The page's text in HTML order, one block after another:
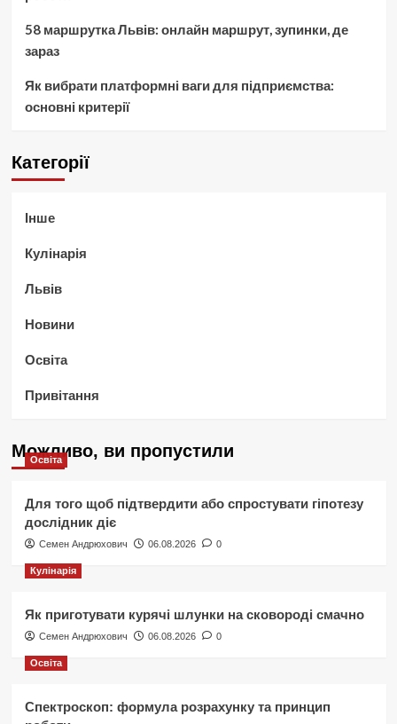
58 маршрутка Львів: онлайн маршрут, зупинки, де
зараз
Як вибрати платформні ваги для підприємства:
основні критерії
Категорії
Інше
Кулінарія
Львів
Новини
Освіта
Привітання
Можливо, ви пропустили
Освіта
Для того щоб підтвердити або спростувати гіпотезу
дослідник діє
Семен Андрюхович 06.08.2026 0
Кулінарія
Як приготувати курячі шлунки на сковороді смачно
Семен Андрюхович 06.08.2026 0
Освіта
Спектроскоп: формула розрахунку та принцип